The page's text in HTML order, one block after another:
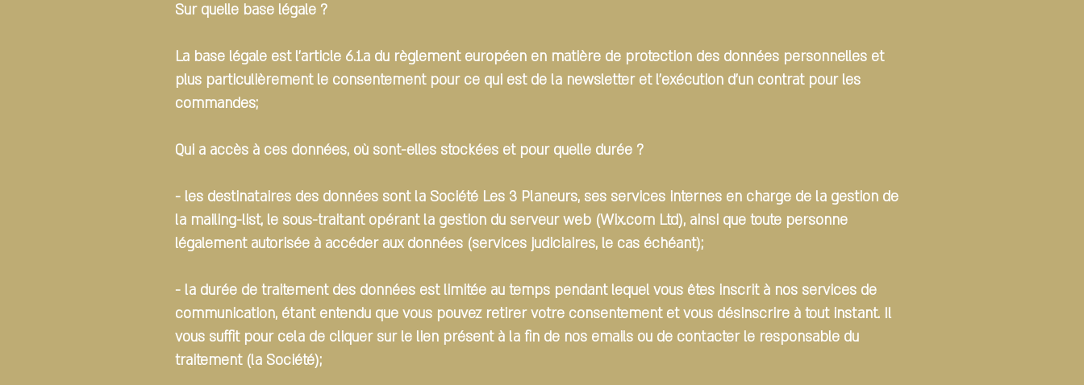
Sur quelle base légale ?
La base légale est l’article 6.1.a du règlement européen en matière de protection des données personnelles et
plus particulièrement le consentement pour ce qui est de la newsletter et l’exécution d'un contrat pour les
commandes;
Qui a accès à ces données, où sont-elles stockées et pour quelle durée ?
- les destinataires des données sont la Société Les 3 Planeurs, ses services internes en charge de la gestion de
la mailing-list, le sous-traitant opérant la gestion du serveur web (Wix.com Ltd), ainsi que toute personne
légalement autorisée à accéder aux données (services judiciaires, le cas échéant);
- la durée de traitement des données est limitée au temps pendant lequel vous êtes inscrit à nos services de
communication, étant entendu que vous pouvez retirer votre consentement et vous désinscrire à tout instant. Il
vous suffit pour cela de cliquer sur le lien présent à la fin de nos emails ou de contacter le responsable du
traitement (la Société);